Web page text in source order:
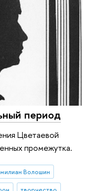
период
Цветаевой
промежутка.
Волошин